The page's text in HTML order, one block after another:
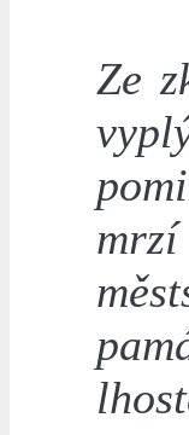
Ze